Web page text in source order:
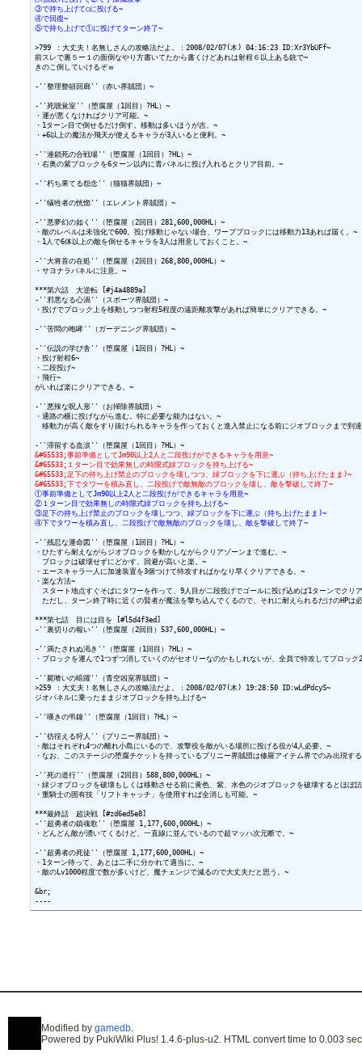
③で持ち上げて○に投げる~
④で回復~
⑤で持ち上げて①に投げてターン終了~
>799 ：大丈夫！名無しさんの攻略法だよ。：2008/02/07(木) 04:16:23 ID:Xr3YbUFf~
前スレで裏５ー１の面倒なやり方書いてたから書くけどあれは射程６以上ある銃で~
きのこ倒していけるぞｗ
-''整理整頓回廊''（赤い界賊団）~
-''死聴覚室''（堕腐屋（1回目）?HL）~
・運が悪くなければクリア可能。~
・1ターン目で倒せるだけ倒す。移動は多いほうが吉。~
・+6以上の魔法か飛天が使えるキャラが3人いると便利。~
-''連鎖死の合戦場''（堕腐屋（1回目）?HL）~
・右奥の紫ブロックを6ターン以内に青パネルに投げ入れるとクリア目前。~
-''朽ち果てる怨念''（猫猫界賊団）~
-''犠牲者の恍惚''（エレメント界賊団）~
-''悪夢幻の如く''（堕腐屋（2回目）281,600,000HL）~
・敵のレベルは未強化で600。投げ移動じゃない場合、ワープブロックには移動力13あれば届く。~
・1人で6体以上の敵を倒せるキャラを3人は用意しておくこと。~
-''大将首の在処''（堕腐屋（2回目）268,800,000HL）~
・サヨナラパネルに注意。~
***第六話　大逆転 [#j4a4889a]
-''邪悪なる心渦''（スポーツ界賊団）~
・投げでブロック上を移動しつつ射程5程度の遠距離攻撃があれば簡単にクリアできる。~
-''苦悶の咆哮''（ガーデニング界賊団）~
-''伝説の学び舎''（堕腐屋（1回目）?HL）~
・投げ射程6~
・二段投げ~
・飛行~
がいれば楽にクリアできる。~
-''悪辣な呪人形''（お掃除界賊団）~
・通路の横に投げながら進む。特に必要な能力はない。~
移動力が高く敵をすり抜けられるキャラを作っておくと進入禁止になる前にジオブロックまで到
-''滞留する血涙''（堕腐屋（1回目）?HL）~
&#65533;事前準備としてJm90以上2人と二段投げができるキャラを用意~
&#65533;１ターン目で効果無しの時限式緑ブロックを持ち上げる~
&#65533;足下の持ち上げ禁止のブロックを壊しつつ、緑ブロックを下に運ぶ（持ち上げたまま)~
&#65533;下でタワーを積み直し、二段投げで敵無敵のブロックを壊し、敵を撃破して終了~
①事前準備としてJm90以上2人と二段投げができるキャラを用意~
②１ターン目で効果無しの時限式緑ブロックを持ち上げる~
③足下の持ち上げ禁止のブロックを壊しつつ、緑ブロックを下に運ぶ（持ち上げたまま)~
④下でタワーを積み直し、二段投げで敵無敵のブロックを壊し、敵を撃破して終了~
-''残忍な運命図''（堕腐屋（1回目）?HL）~
・ひたすら耐えながらジオブロックを動かしながらクリアゾーンまで進む。~
ブロックは破壊せずにどかす。回避が高いと楽。~
・エースキャラ一人に加速装置を3個つけて特攻すればかなり早くクリアできる。~
・楽な方法~
スタート地点すぐそばにタワーを作って、9人目が二段投げでゴールに投げ込めば1ターンでクリ
ただし、ターン終了時に近くの賢者が魔法を撃ち込んでくるので、それに耐えられるだけのHPは
***第七話　目には目を [#l5d4f3ed]
-''裏切りの報い''（堕腐屋（2回目）537,600,000HL）~
-''満たされぬ渇き''（堕腐屋（1回目）?HL）~
・ブロックを運んで1つずつ消していくのがセオリーなのかもしれないが、全員で特攻してブロッ
-''屍喰いの暗躍''（青空凶室界賊団）~
>259 ：大丈夫！名無しさんの攻略法だよ。：2008/02/07(木) 19:28:50 ID:wLdPdcyS~
ジオパネルに乗ったままジオブロックを持ち上げる~
-''嘆きの弔鐘''（堕腐屋（1回目）?HL）~
-''彷徨える狩人''（プリニー界賊団）~
・敵はそれぞれ4つの離れ小島にいるので、攻撃役を敵がいる場所に投げる役が4人必要。~
・なお、このステージの堕腐チケットを持っているプリニー界賊団は修羅アイテム界でのみ出現す
-''死の道行''（堕腐屋（2回目）588,800,000HL）~
・緑ジオブロックを破壊もしくは移動させる前に黄色、紫、水色のジオブロックを破壊するとほぼ
・重騎士の固有技「リフトキャッチ」を使用すれば全消しも可能。~
***最終話　超決戦 [#zd6ed5e8]
-''超勇者の鎮魂歌''（堕腐屋 1,177,600,000HL）~
・どんどん敵が湧いてくるけど、一直線に並んでいるので超マッハ次元断で。~
-''超勇者の死徒''（堕腐屋 1,177,600,000HL）~
・1ターン待って、あとは二手に分かれて適当に。~
・敵のLv1000程度で数が多いけど、魔チェンジで減るので大丈夫だと思う。~
&br;
Modified by gamedb.
Powered by PukiWiki Plus! 1.4.6-plus-u2. HTML convert time to 0.003